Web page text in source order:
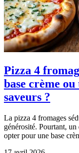
Pizza 4
base crème
saveurs ?
La pizza 4 fromages
générosité. Pourtant,
opter pour une base